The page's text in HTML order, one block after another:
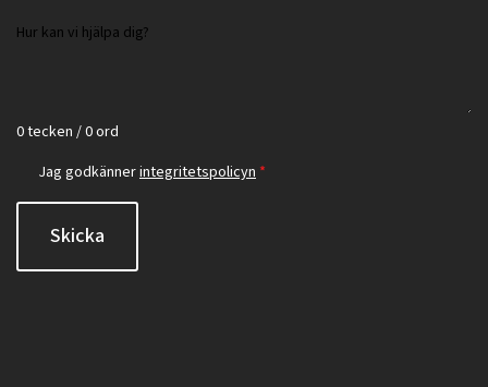
0 tecken / 0 ord
Jag godkännerintegritetspolicyn *
Skicka